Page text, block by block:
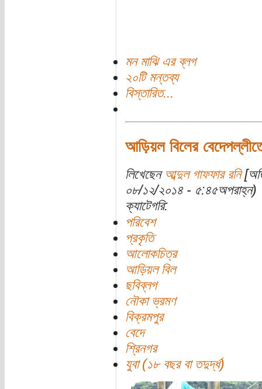
মন মাঝি এর ব্লগ
২০টি মন্তব্য
বিস্তারিত...
আড়িয়ল বিলের
লিখেছেন আব্দুল গাফফার রনি
০৮/১২/২০১৪ - ৫:৪৫অপরাহ্ন)
ক্যাটেগরি:
পরিবেশ
প্রকৃতি
আলোকচিত্র
আড়িয়ল বিল
ছবিব্লগ
নৌকা ভ্রমণ
বিক্রমপুর
বেদে
শ্রিনগর
যুবা (১৮ বছর বা তদুর্দ্ধ)